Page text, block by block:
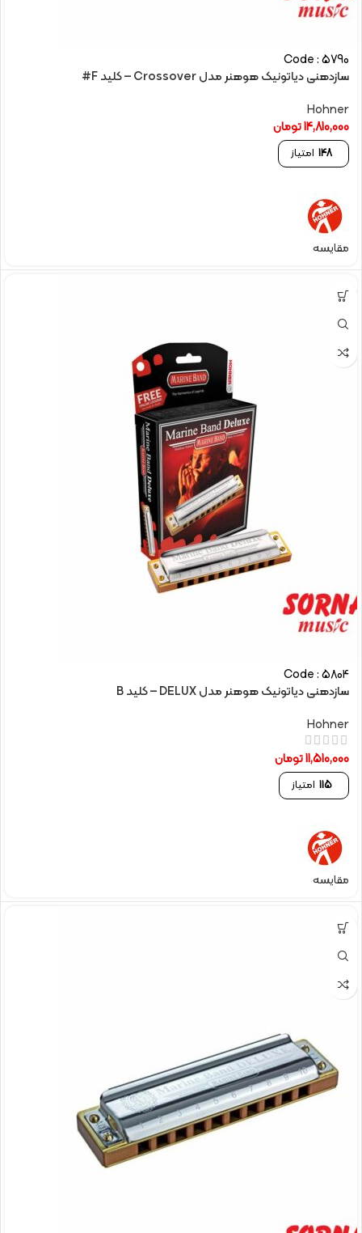
Code : 5790
سازدهنی دیاتونیک هوهنر مدل Crossover – کلید F#
Hohner
14,810,000تومان
148 امتیاز
مقایسه
Code : 5804
سازدهنی دیاتونیک هوهنر مدل DELUX – کلید B
Hohner
11,510,000تومان
115 امتیاز
مقایسه